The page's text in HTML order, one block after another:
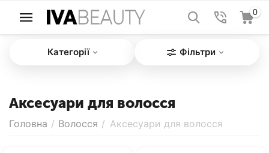
0
Категорії Фільтри
Аксесуари для волосся
Головна / Волосся / Аксесуари для волосся